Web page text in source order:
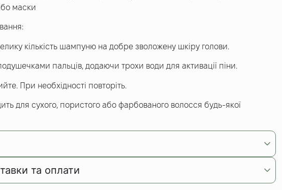
маски
кількість шампуню на добре зволожену шкіру голови.
пальців, додаючи трохи води для активації піни.
При необхідності повторіть.
для сухого, пористого або фарбованого волосся будь-якої
та оплати